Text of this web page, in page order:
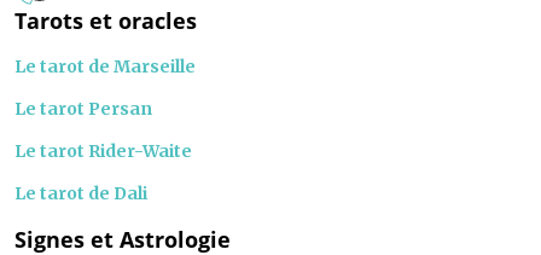
Tarots et oracles
Le tarot de Marseille
Le tarot Persan
Le tarot Rider-Waite
Le tarot de Dali
Signes et Astrologie